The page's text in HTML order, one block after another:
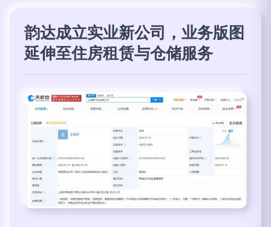
韵达成立实业新公司，业务版图
延伸至住房租赁与仓储服务